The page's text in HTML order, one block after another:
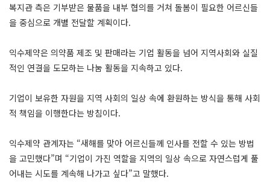
복지관 측은 기부받은 물품을 내부 협의를 거쳐 돌봄이 필요한 어르신들
을 중심으로 개별 전달할 계획이다.
익수제약은 의약품 제조 및 판매라는 기업 활동을 넘어 지역사회와 실질
적인 연결을 도모하는 나눔 활동을 지속하고 있다.
기업이 보유한 자원을 지역 사회의 일상 속에 환원하는 방식을 통해 사회
적 책임을 이행한다는 방침이다.
익수제약 관계자는 “새해를 맞아 어르신들께 인사를 전할 수 있는 방법
을 고민했다”며 “기업이 가진 역할을 지역의 일상 속으로 자연스럽게 풀
어내는 시도를 계속해 나가고 싶다”고 말했다.